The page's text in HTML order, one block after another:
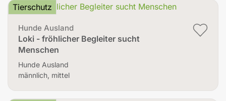
Hunde Ausland
Loki - fröhlicher Begleiter sucht
Menschen
Tierschutz
Hunde Ausland
männlich, mittel